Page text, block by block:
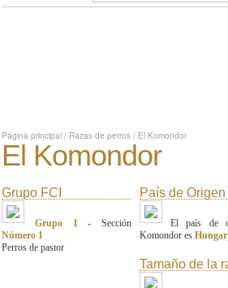
Página principal / Razas de perros / El Komondor
El Komondor
Grupo FCI
Grupo 1- Sección
Número 1
Perros de pastor
País de Origen
El país de
Komondor es
Tamaño de la